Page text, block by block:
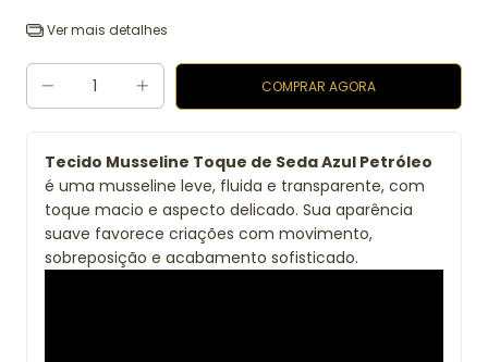
Ver mais detalhes
Tecido Musseline Toque de Seda Azul Petróleo
é uma musseline leve, fluida e transparente, com
toque macio e aspecto delicado. Sua aparência
suave favorece criações com movimento,
sobreposição e acabamento sofisticado.